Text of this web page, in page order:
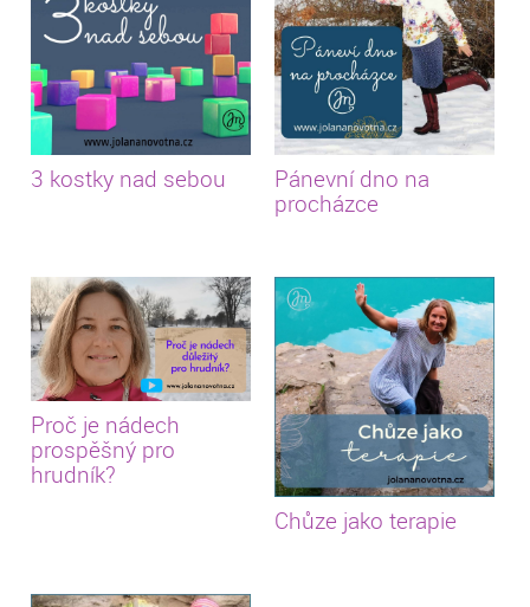
3 kostky nad sebou
Pánevní dno na
procházce
Proč je nádech
prospěšný pro
hrudník?
Chůze jako terapie